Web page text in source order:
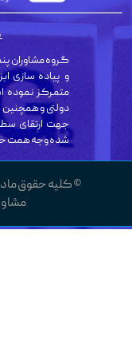
© کلیه حقوق
گروه مشاوران
و پیاده سازی
متمرکز
دولتی و
جهت ارتقای
شده وجه همت